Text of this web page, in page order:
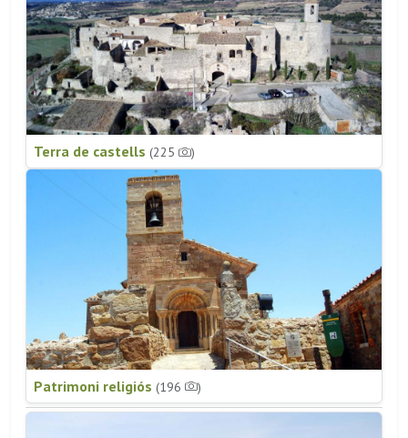
Terra de castells (225 )
Patrimoni religiós (196 )